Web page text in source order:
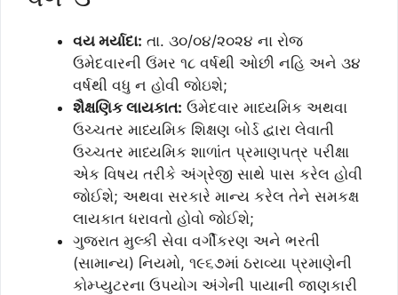
વય મર્યાદા: તા. ૩૦/૦૪/૨૦૨૪ ના રોજ
ઉમેદવારની ઉંમર ૧૮ વર્ષથી ઓછી નહિ અને ૩૪
વર્ષથી વધુ ન હોવી જોઇશે;
શૈક્ષણિક લાયકાત: ઉમેદવાર માધ્યમિક અથવા
ઉચ્ચતર માધ્યમિક શિક્ષણ બોર્ડ દ્વારા લેવાતી
ઉચ્ચતર માધ્યમિક શાળાંત પ્રમાણપત્ર પરીક્ષા
એક વિષય તરીકે અંગ્રેજી સાથે પાસ કરેલ હોવી
જોઈશે; અથવા સરકારે માન્ય કરેલ તેને સમકક્ષ
લાયકાત ધરાવતો હોવો જોઈશે;
ગુજરાત મુલ્કી સેવા વર્ગીકરણ અને ભરતી
(સામાન્ય) નિયમો, ૧૯૬૭માં ઠરાવ્યા પ્રમાણેની
કોમ્પ્યુટરના ઉપયોગ અંગેની પાયાની જાણકારી